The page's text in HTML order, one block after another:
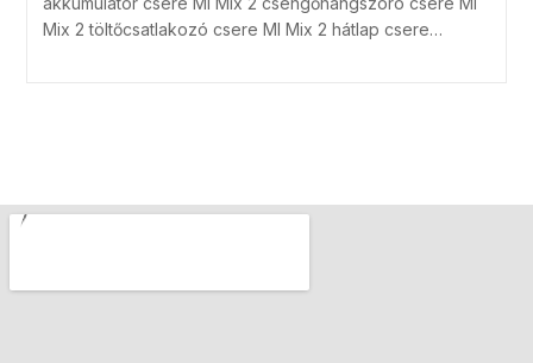
Mix 2 töltőcsatlakozó csere MI Mix 2 hátlap csere…